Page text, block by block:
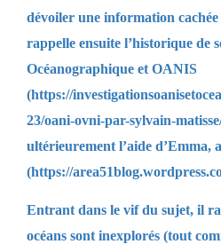
dévoiler une information
rappelle ensuite l’historique de
Océanographique et OANIS
(https://
23/oani-ovni-par-sylvain-
ultérieurement l’aide d’Emma,
(https://
Entrant dans le vif du sujet, il
océans sont inexplorés (tout